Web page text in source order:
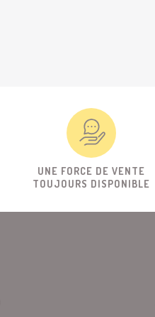
UNE FORCE DE VENTE
TOUJOURS DISPONIBLE